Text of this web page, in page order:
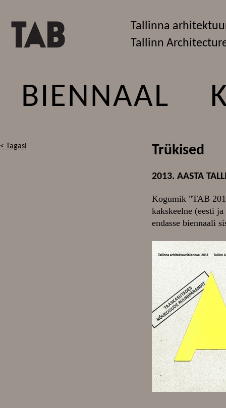
Tallinna
Tallinn
BIENNAAL
< Tagasi Trükised
2013. AASTA
Kogumik "TAB
kakskeelne (eesti
endasse biennaali